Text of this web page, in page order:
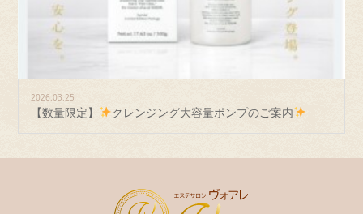
2026.03.25
【数量限定】 クレンジング大容量ポンプのご案内